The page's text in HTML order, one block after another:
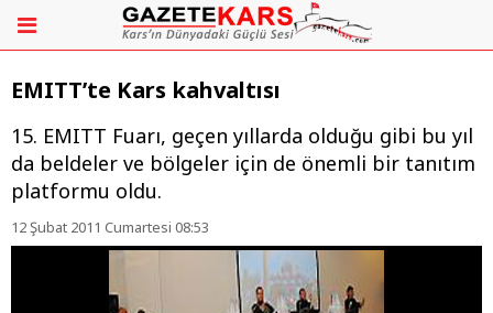
EMITT’te Kars kahvaltısı
15. EMITT Fuarı, geçen yıllarda olduğu gibi bu yıl
da beldeler ve bölgeler için de önemli bir tanıtım
platformu oldu.
12 Şubat 2011 Cumartesi 08:53